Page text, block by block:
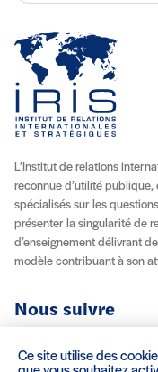
L’Institut de relations
reconnue d’utilité
spécialisés sur les
présenter la singularité de
d’enseignement délivrant
modèle contribuant à son
Nous suivre
YoutubeInstagramFacebook
X
Ce site utilise des